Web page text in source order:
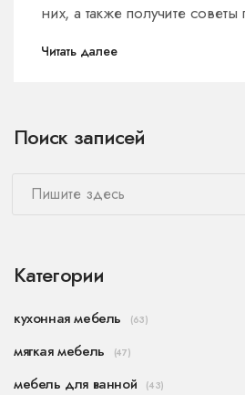
них, а также получите советы
В статье также представлены
столешниц от повреждений.
Читать далее
Поиск записей
Категории
кухонная мебель (63)
мягкая мебель (47)
мебель для ванной (43)